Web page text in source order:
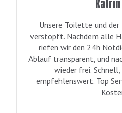
Unsere Toilette und
verstopft. Nachdem alle
riefen wir den 24h
Ablauf transparent, und
wieder frei.
empfehlenswert. Top